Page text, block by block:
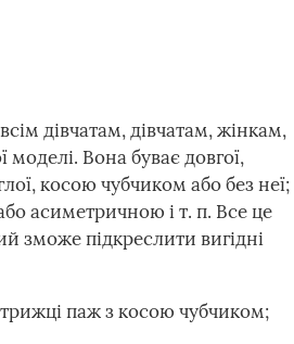
дівчатам, дівчатам, жінкам,
моделі. Вона буває довгої,
косою чубчиком або без неї;
асиметричною і т. п. Все це
зможе підкреслити вигідні
паж з косою чубчиком;